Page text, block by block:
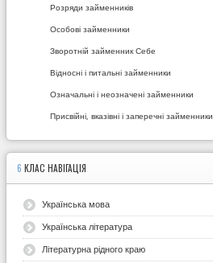
Розряди займенників
Особові займенники
Зворотній займенник Себе
Відносні і питальні займенники
Означальні і неозначені займенники
Присвійні, вказівні і заперечні займенники
6 КЛАС НАВІГАЦІЯ
Українська мова
Українська література
Літературна рідного краю